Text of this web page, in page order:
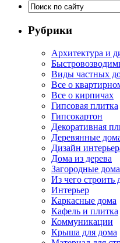
Рубрики
Архитектура и
Виды частных
Все о
Все о кирпичах
Гипсовая плитка
Гипсокартон
Декоративная
Деревянные
Дизайн
Дома из дерева
Загородные дома
Из чего строить
Интерьер
Каркасные дома
Кафель и плитка
Коммуникации
Крыша для дома